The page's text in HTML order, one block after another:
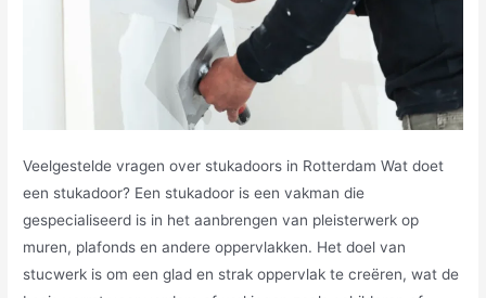
Veelgestelde vragen over stukadoors in Rotterdam Wat doet
een stukadoor? Een stukadoor is een vakman die
gespecialiseerd is in het aanbrengen van pleisterwerk op
muren, plafonds en andere oppervlakken. Het doel van
stucwerk is om een glad en strak oppervlak te creëren, wat de